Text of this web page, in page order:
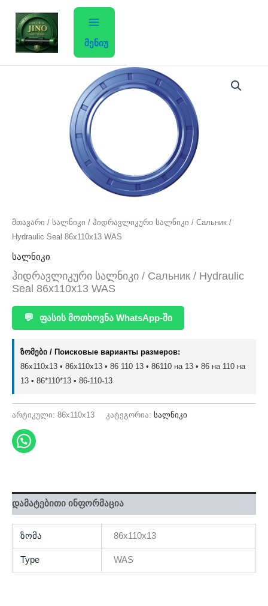
content
მენიუ
მთავარი / სალნიკი / ჰიდრავლიკური სალნიკი / Сальник /
Hydraulic Seal 86x110x13 WAS
სალნიკი
ჰიდრავლიკური სალნიკი / Сальник / Hydraulic
Seal 86x110x13 WAS
💬 ფასის მოთხოვნა WhatsApp-ში
ზომები / Поисковые варианты размеров:
86x110x13 • 86х110х13 • 86 110 13 • 86110 на 13 • 86 на 110 на
13 • 86*110*13 • 86-110-13
არტიკული: 86x110x13 კატეგორია: სალნიკი
დამატებითი ინფორმაცია
ზომა 86x110x13
Type WAS